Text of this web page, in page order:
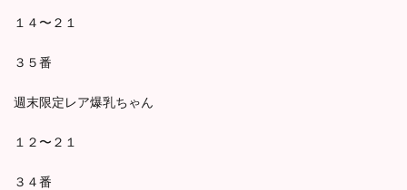
１４〜２１
３５番
週末限定レア爆乳ちゃん
１２〜２１
３４番